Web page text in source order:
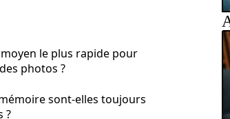
le plus rapide pour
photos ?
sont-elles toujours
?